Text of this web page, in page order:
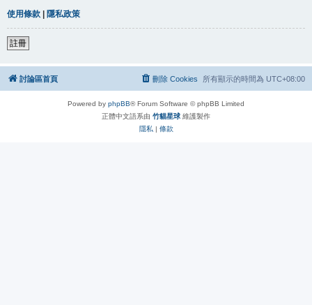
使用條款 | 隱私政策
註冊
討論區首頁 所有顯示的時間為 UTC+08:00
刪除 Cookies
Powered by phpBB® Forum Software © phpBB Limited
正體中文語系由 竹貓星球 維護製作
隱私 | 條款